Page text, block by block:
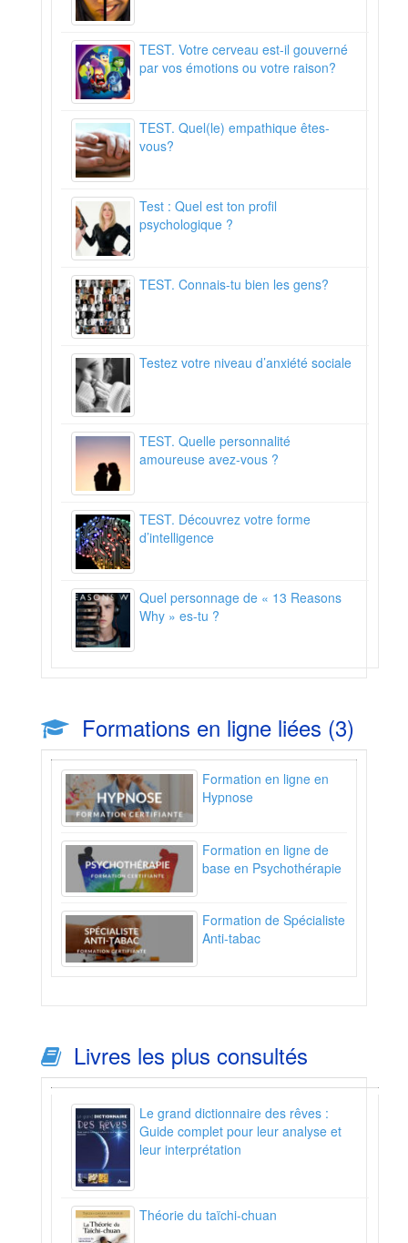
TEST. Votre cerveau est-il gouverné
par vos émotions ou votre raison?
TEST. Quel(le) empathique êtes-
vous?
Test : Quel est ton profil
psychologique ?
TEST. Connais-tu bien les gens?
Testez votre niveau d’anxiété sociale
TEST. Quelle personnalité
amoureuse avez-vous ?
TEST. Découvrez votre forme
d’intelligence
Quel personnage de « 13 Reasons
Why » es-tu ?
Formations en ligne liées (3)
Formation en ligne en
Hypnose
Formation en ligne de
base en Psychothérapie
Formation de Spécialiste
Anti-tabac
Livres les plus consultés
Le grand dictionnaire des rêves :
Guide complet pour leur analyse et
leur interprétation
Théorie du taïchi-chuan